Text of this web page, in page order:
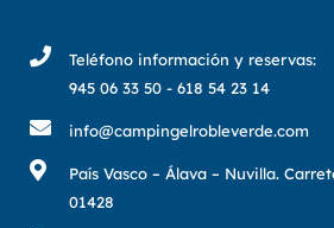
Teléfono información y reservas:
945 06 33 50 - 618 54 23 14
info@campingelrobleverde.com
País Vasco – Álava – Nuvilla.
01428